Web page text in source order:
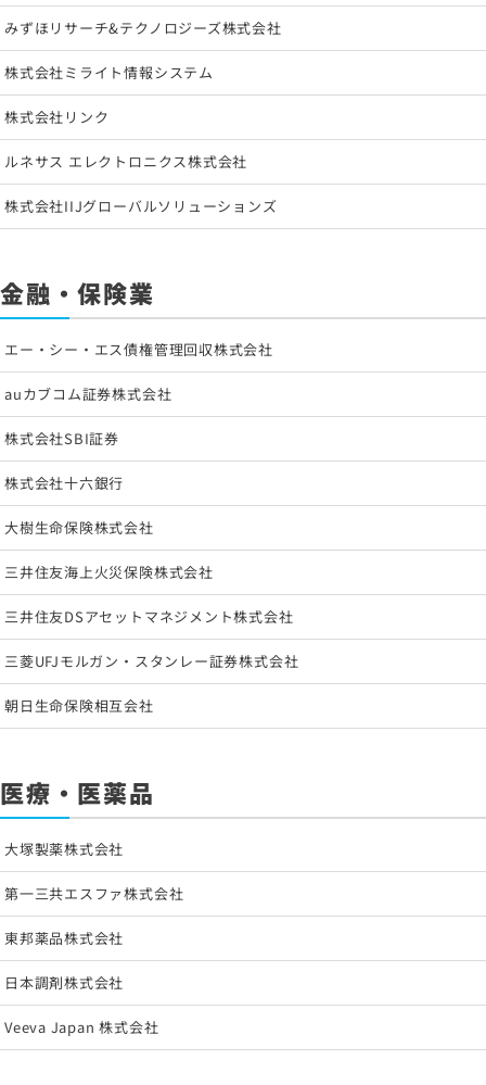
みずほリサーチ&テクノロジーズ株式会社
株式会社ミライト情報システム
株式会社リンク
ルネサス エレクトロニクス株式会社
株式会社IIJグローバルソリューションズ
金融・保険業
エー・シー・エス債権管理回収株式会社
auカブコム証券株式会社
株式会社SBI証券
株式会社十六銀行
大樹生命保険株式会社
三井住友海上火災保険株式会社
三井住友DSアセットマネジメント株式会社
三菱UFJモルガン・スタンレー証券株式会社
朝日生命保険相互会社
医療・医薬品
大塚製薬株式会社
第一三共エスファ株式会社
東邦薬品株式会社
日本調剤株式会社
Veeva Japan 株式会社